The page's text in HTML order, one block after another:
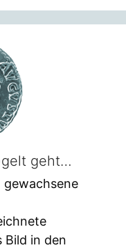
geht…
gewachsene
Bild in den